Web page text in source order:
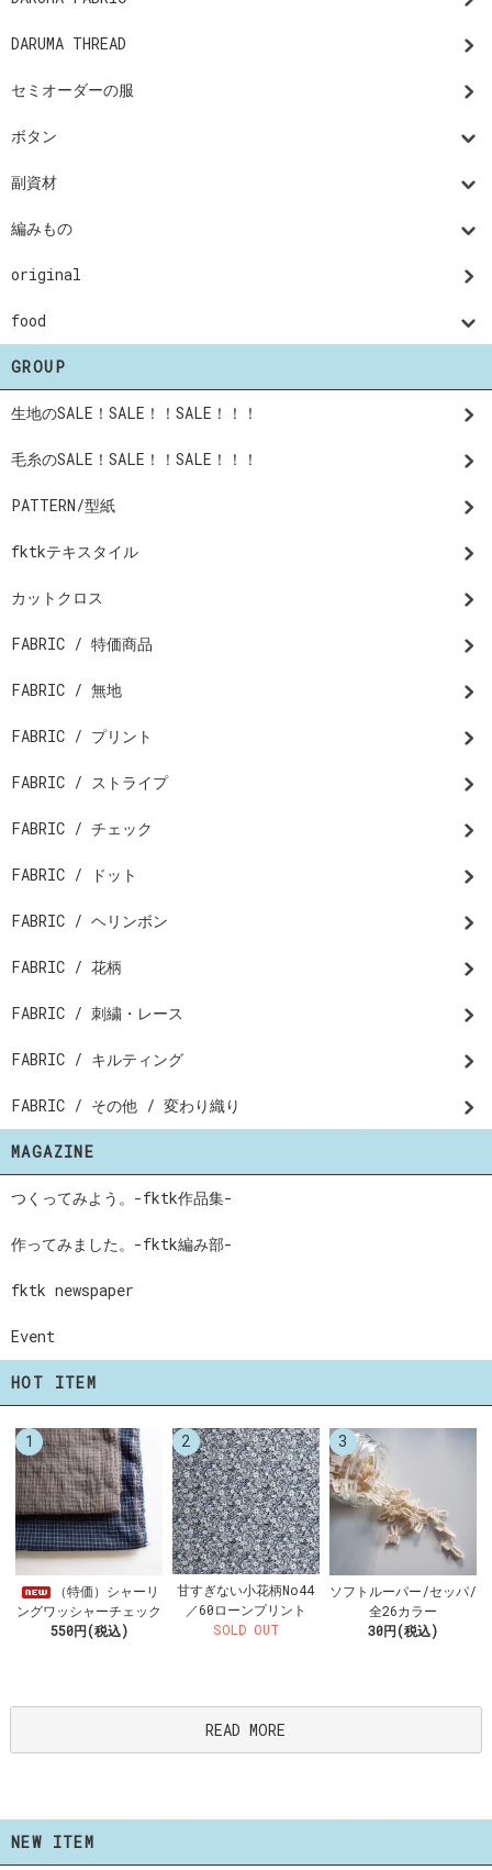
DARUMA THREAD
セミオーダーの服
ボタン
副資材
編みもの
original
food
GROUP
生地のSALE！SALE！！SALE！！！
毛糸のSALE！SALE！！SALE！！！
PATTERN/型紙
fktkテキスタイル
カットクロス
FABRIC / 特価商品
FABRIC / 無地
FABRIC / プリント
FABRIC / ストライプ
FABRIC / チェック
FABRIC / ドット
FABRIC / ヘリンボン
FABRIC / 花柄
FABRIC / 刺繍・レース
FABRIC / キルティング
FABRIC / その他 / 変わり織り
MAGAZINE
つくってみよう。-fktk作品集-
作ってみました。-fktk編み部-
fktk newspaper
Event
HOT ITEM
1
（特価）シャーリ
ングワッシャーチェック
550円(税込)
2
甘すぎない小花柄No44
／60ローンプリント
SOLD OUT
3
ソフトルーパー/セッパ/
全26カラー
30円(税込)
READ MORE
NEW ITEM